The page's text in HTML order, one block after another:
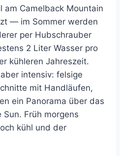
am Camelback Mountain
— im Sommer werden
per Hubschrauber
2 Liter Wasser pro
kühleren Jahreszeit.
intensiv: felsige
mit Handläufen,
ein Panorama über das
Früh morgens
kühl und der